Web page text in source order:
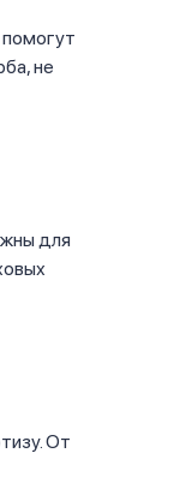
не
для
От